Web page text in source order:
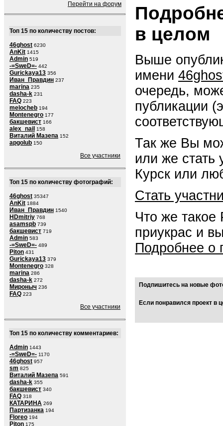
Перейти на форум
Топ 15 по количеству постов:
46ghost 6230
AnKit 1415
Admin 519
-=SweD=- 442
Gurickaya13 356
Иван_Правдин 237
marina 235
dasha-k 231
FAQ 223
melocheb 194
Montenegro 177
бакшевист 166
alex_nail 158
Виталий Мазепа 152
apgolub 150
Все участники
Топ 15 по количеству фотографий:
46ghost 35347
AnKit 1884
Иван_Правдин 1540
HDmitriy 768
asamspb 739
бакшевист 719
Admin 583
-=SweD=- 489
Piton 431
Gurickaya13 379
Montenegro 328
marina 286
dasha-k 272
Мироныч 236
FAQ 223
Все участники
Топ 15 по количеству комментариев:
Admin 1443
-=SweD=- 1170
46ghost 957
sm 825
Виталий Мазепа 591
dasha-k 355
бакшевист 340
FAQ 318
КАТАРИНА 269
Партизанка 194
Floreo 194
Piton 175
в целом
Выше
имени
очередь,
публикации
Так же Вы
или же стать
Курск или
Стать
Что же такое
приукрас и
Подробнее о
Подпишитесь на новые
Если понравился проект в